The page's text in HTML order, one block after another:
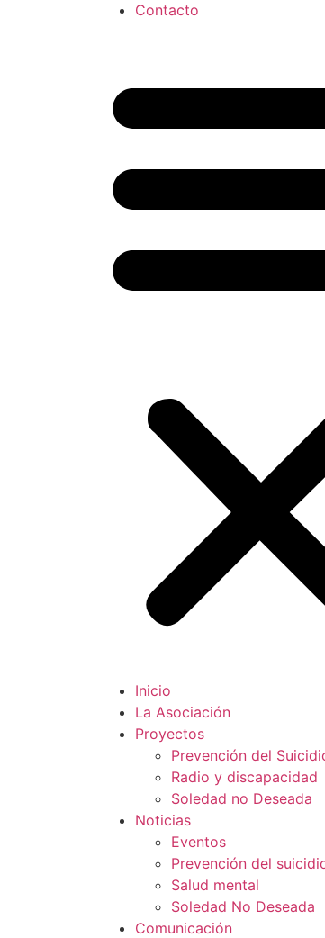
Contacto
Inicio
La Asociación
Proyectos
Prevención del
Radio y discapacidad
Soledad no Deseada
Noticias
Eventos
Prevención del
Salud mental
Soledad No Deseada
Comunicación